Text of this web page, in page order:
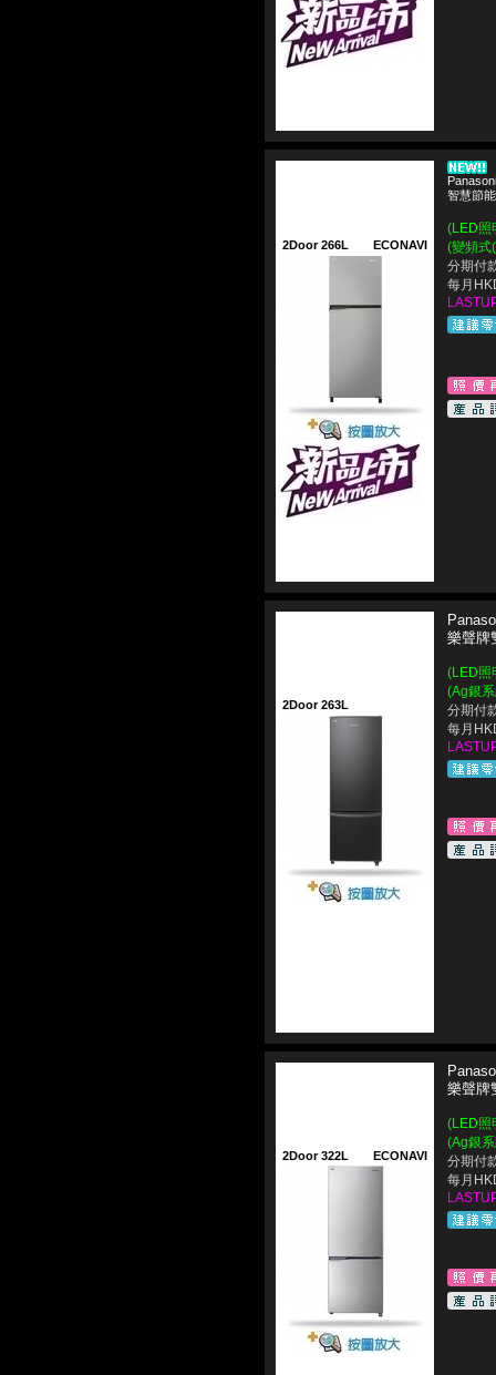
2Door 266L ECONAVI
智慧節
(LED照
(變頻式
分期付
每月
2Door 263L
樂聲牌
(LED照
(Ag銀
分期付
每月
2Door 322L ECONAVI
樂聲牌
(LED照
(Ag銀
分期付
每月